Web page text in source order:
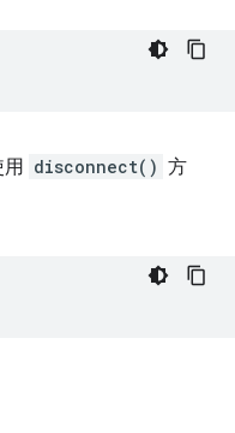
disconnect() 方